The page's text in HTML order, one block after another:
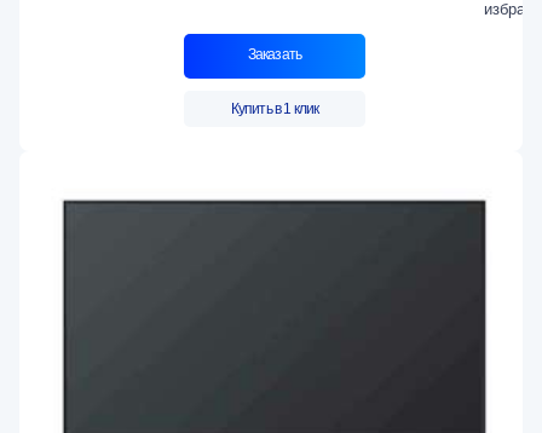
Заказать
Купить в 1 клик